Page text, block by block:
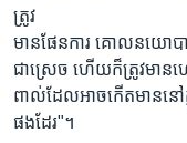
ត្រូវ
មានផែនការ គោលនយោប
ជាស្រេច ហើយក៏ត្រូវមានហ
ពាល់ដែលអាចកើតមាននៅ
ផងដែរ"។